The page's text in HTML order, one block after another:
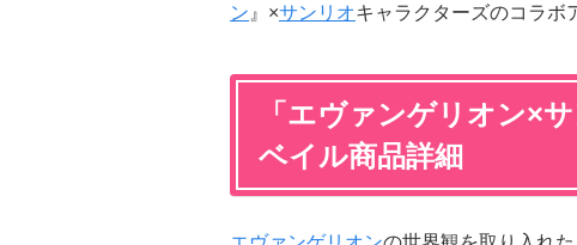
ン 』×サンリオキャラクターズのコラボ
「エヴァンゲリオン×
ベイル商品詳細